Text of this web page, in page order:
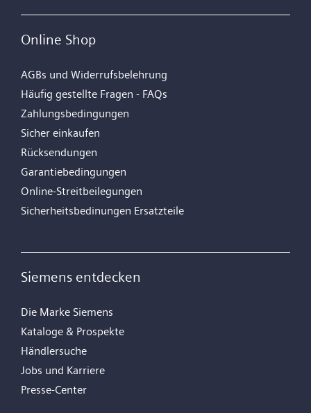
Online Shop
AGBs und Widerrufsbelehrung
Häufig gestellte Fragen - FAQs
Zahlungsbedingungen
Sicher einkaufen
Rücksendungen
Garantiebedingungen
Online-Streitbeilegungen
Sicherheitsbedinungen Ersatzteile
Siemens entdecken
Die Marke Siemens
Kataloge & Prospekte
Händlersuche
Jobs und Karriere
Presse-Center